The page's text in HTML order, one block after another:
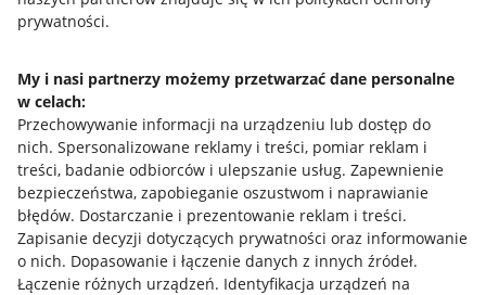
prywatności.
My i nasi partnerzy możemy przetwarzać dane personalne
w celach:
Przechowywanie informacji na urządzeniu lub dostęp do
nich. Spersonalizowane reklamy i treści, pomiar reklam i
treści, badanie odbiorców i ulepszanie usług. Zapewnienie
bezpieczeństwa, zapobieganie oszustwom i naprawianie
błędów. Dostarczanie i prezentowanie reklam i treści.
Zapisanie decyzji dotyczących prywatności oraz informowanie
o nich. Dopasowanie i łączenie danych z innych źródeł.
Łączenie różnych urządzeń. Identyfikacja urządzeń na
Jak to działa
Allegro Gadane dla sprzedających
Allegro Gadane dla kupujących
Mapa miejscowości
Informacje prawne
Regulamin